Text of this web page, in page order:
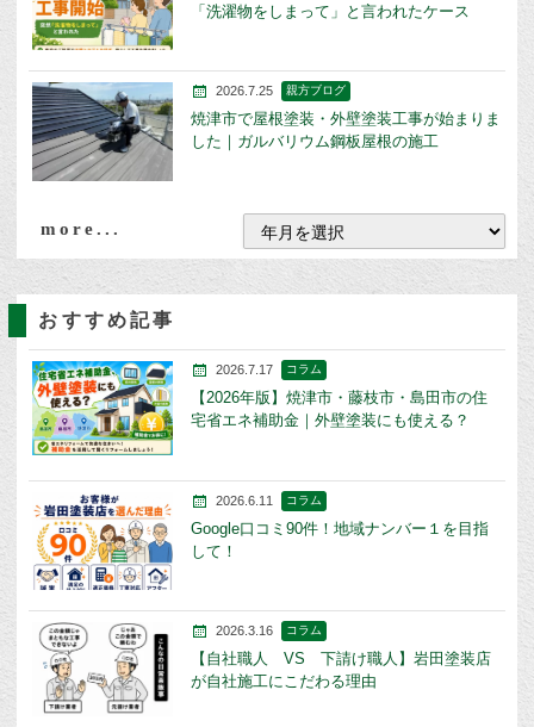
「洗濯物をしまって」と言われたケース
2026.7.25 親方ブログ
焼津市で屋根塗装・外壁塗装工事が始まりま
した｜ガルバリウム鋼板屋根の施工
more...
おすすめ記事
2026.7.17 コラム
【2026年版】焼津市・藤枝市・島田市の住
宅省エネ補助金｜外壁塗装にも使える？
2026.6.11 コラム
Google口コミ90件！地域ナンバー１を目指
して！
2026.3.16 コラム
【自社職人 VS 下請け職人】岩田塗装店
が自社施工にこだわる理由